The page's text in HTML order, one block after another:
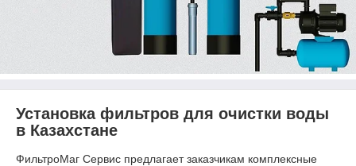
Установка фильтров для очистки воды
в Казахстане
ФильтроМаг Сервис предлагает заказчикам комплексные